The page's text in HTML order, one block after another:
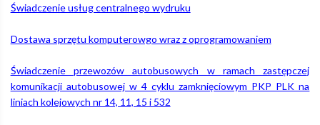
Świadczenie usług centralnego wydruku
Dostawa sprzętu komputerowgo wraz z oprogramowaniem
Świadczenie przewozów autobusowych w ramach zastępczej
komunikacji autobusowej w 4 cyklu zamknięciowym PKP PLK na
liniach kolejowych nr 14, 11, 15 i 532